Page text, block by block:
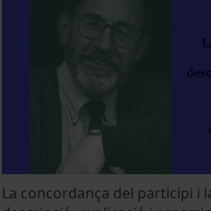
La concordança del participi i